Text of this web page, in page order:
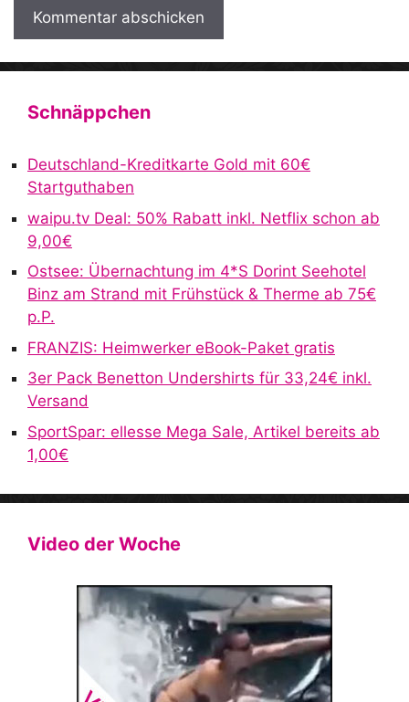
A
n
t
Schnäppchen
Deutschland-Kreditkarte Gold mit 60€
Startguthaben
waipu.tv Deal: 50% Rabatt inkl. Netflix schon ab
9,00€
Ostsee: Übernachtung im 4*S Dorint Seehotel
Binz am Strand mit Frühstück & Therme ab 75€
p.P.
FRANZIS: Heimwerker eBook-Paket gratis
3er Pack Benetton Undershirts für 33,24€ inkl.
Versand
SportSpar: ellesse Mega Sale, Artikel bereits ab
1,00€
Video der Woche